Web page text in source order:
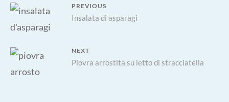
Navigazione
articoli
PREVIOUS
post:
Insalata di asparagi
NEXT
Next
Piovra arrostita su letto di stracciatella